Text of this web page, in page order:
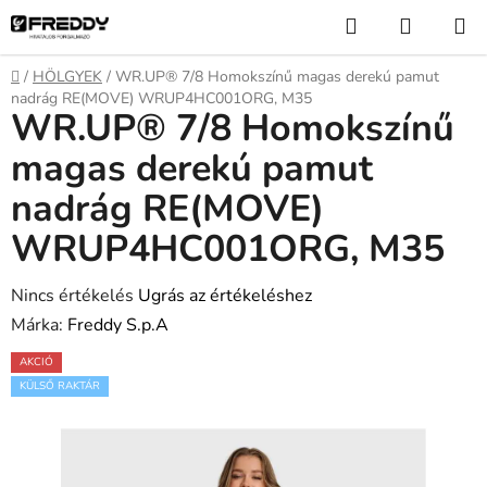
Ugrás
fő
tartalomhoz
KeresésKOSÁR
Kezdőlap
/ HÖLGYEK / WR.UP® 7/8 Homokszínű magas derekú pamut
nadrág RE(MOVE) WRUP4HC001ORG, M35
WR.UP® 7/8 Homokszínű
magas derekú pamut
nadrág RE(MOVE)
WRUP4HC001ORG, M35
A
termék
átlagos
értékelése
Nincs értékelés Ugrás az értékeléshez
Márka: Freddy S.p.A
AKCIÓ
KÜLSŐ RAKTÁR